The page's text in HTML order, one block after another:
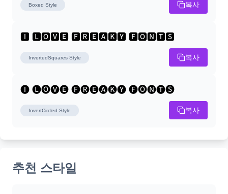
Boxed Style 복사
🅸 🅻🅾🆅🅴 🅵🆁🅴🅰🅺🆈 🅵🅾🅽🆃🆂
InvertedSquares Style 복사
🅘 🅛🅞🅥🅔 🅕🅡🅔🅐🅚🅨 🅕🅞🅝🅣🅢
InvertCircled Style 복사
추천 스타일